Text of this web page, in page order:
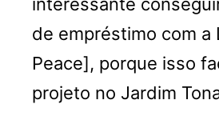
de empréstimo com a
Peace], porque isso
projeto no Jardim